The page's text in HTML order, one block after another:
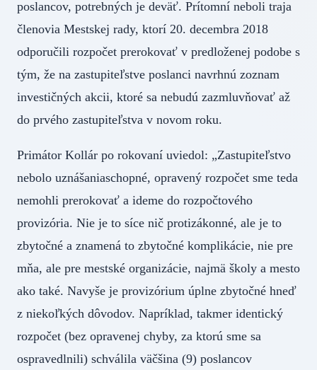
poslancov, potrebných je deväť. Prítomní neboli traja
členovia Mestskej rady, ktorí 20. decembra 2018
odporučili rozpočet prerokovať v predloženej podobe s
tým, že na zastupiteľstve poslanci navrhnú zoznam
investičných akcii, ktoré sa nebudú zazmluvňovať až
do prvého zastupiteľstva v novom roku.
Primátor Kollár po rokovaní uviedol: „Zastupiteľstvo
nebolo uznášaniaschopné, opravený rozpočet sme teda
nemohli prerokovať a ideme do rozpočtového
provizória. Nie je to síce nič protizákonné, ale je to
zbytočné a znamená to zbytočné komplikácie, nie pre
mňa, ale pre mestské organizácie, najmä školy a mesto
ako také. Navyše je provizórium úplne zbytočné hneď
z niekoľkých dôvodov. Napríklad, takmer identický
rozpočet (bez opravenej chyby, za ktorú sme sa
ospravedlnili) schválila väčšina (9) poslancov